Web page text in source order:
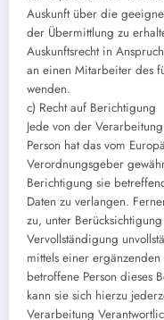
Auskunft über die
der Übermittlung zu
Auskunftsrecht in
an einen Mitarbeiter des
wenden.
c) Recht auf Berichtigung
Jede von der
Person hat das vom
Verordnungsgeber
Berichtigung sie
Daten zu verlangen.
zu, unter
Vervollständigung
mittels einer
betroffene Person dieses
kann sie sich hierzu
Verarbeitung